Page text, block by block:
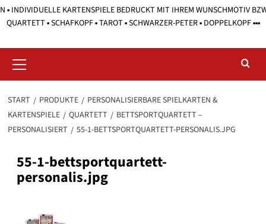
▪ INDIVIDUELLE KARTENSPIELE BEDRUCKT MIT IHREM WUNSCHMOTIV
QUARTETT ▪ SCHAFKOPF ▪ TAROT ▪ SCHWARZER-PETER ▪ DOPPELKOPF ▪▪▪
Menü
START PRODUKTE
PERSONALISIERBARE SPIELKARTEN &
KARTENSPIELE
QUARTETT
BETTSPORTQUARTETT –
PERSONALISIERT
55-1-BETTSPORTQUARTETT-PERSONALIS.JPG
55-1-bettsportquartett-
personalis.jpg